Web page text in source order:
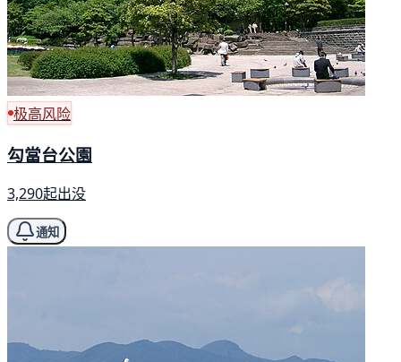
极高风险
勾當台公園
3,290起出没
通知